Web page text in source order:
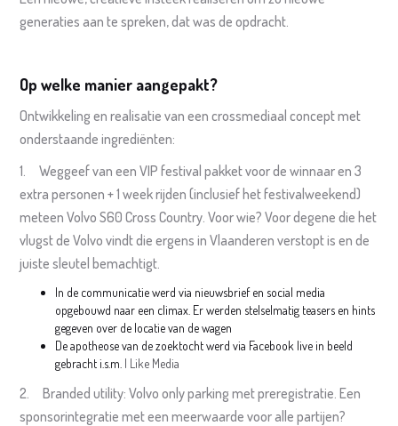
generaties aan te spreken, dat was de opdracht.
Op welke manier aangepakt?
Ontwikkeling en realisatie van een crossmediaal concept met
onderstaande ingrediënten:
1. Weggeef van een VIP festival pakket voor de winnaar en 3
extra personen + 1 week rijden (inclusief het festivalweekend)
meteen Volvo S60 Cross Country. Voor wie? Voor degene die het
vlugst de Volvo vindt die ergens in Vlaanderen verstopt is en de
juiste sleutel bemachtigt.
In de communicatie werd via nieuwsbrief en social media
opgebouwd naar een climax. Er werden stelselmatig teasers en hints
gegeven over de locatie van de wagen
De apotheose van de zoektocht werd via Facebook live in beeld
gebracht i.s.m. I Like Media
2. Branded utility: Volvo only parking met preregistratie. Een
sponsorintegratie met een meerwaarde voor alle partijen?